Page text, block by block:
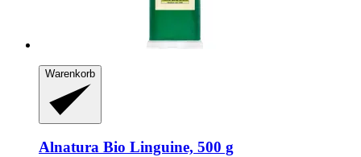
Warenkorb
Alnatura Bio Linguine, 500 g